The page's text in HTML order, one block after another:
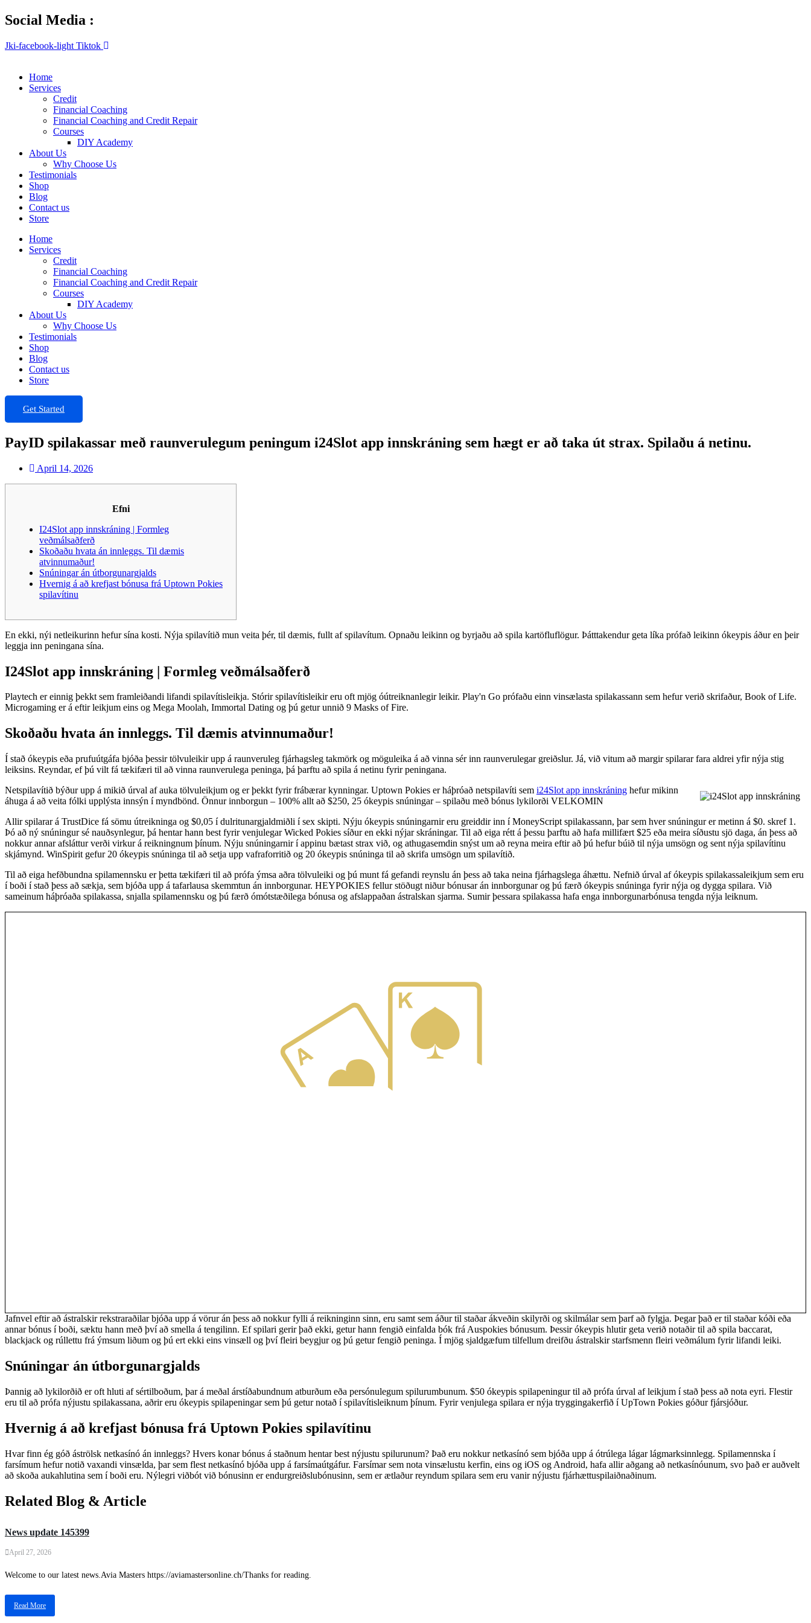
Skip
to
Social Media :
Jki-facebook-light Tiktok
Home
Services
Credit
Financial Coaching
Financial Coaching and Credit Repair
Courses
DIY Academy
About Us
Why Choose Us
Testimonials
Shop
Blog
Contact us
Store
Home
Services
Credit
Financial Coaching
Financial Coaching and Credit Repair
Courses
DIY Academy
About Us
Why Choose Us
Testimonials
Shop
Blog
Contact us
Store
Get Started
PayID spilakassar með raunverulegum peningum i24Slot app innskráning sem hægt er að taka út strax. Spilaðu á netinu.
April 14, 2026
Efni
I24Slot app innskráning | Formleg
veðmálsaðferð
Skoðaðu hvata án innleggs. Til dæmis
atvinnumaður!
Snúningar án útborgunargjalds
Hvernig á að krefjast bónusa frá Uptown Pokies
spilavítinu
En ekki, nýi netleikurinn hefur sína kosti. Nýja spilavítið mun veita þér, til dæmis, fullt af spilavítum. Opnaðu leikinn og byrjaðu að spila kartöfluflögur. Þátttakendur geta líka prófað leikinn ókeypis áður en þeir
leggja inn peningana sína.
I24Slot app innskráning | Formleg veðmálsaðferð
Playtech er einnig þekkt sem framleiðandi lifandi spilavítisleikja. Stórir spilavítisleikir eru oft mjög óútreiknanlegir leikir. Play'n Go prófaðu einn vinsælasta spilakassann sem hefur verið skrifaður, Book of Life.
Microgaming er á eftir leikjum eins og Mega Moolah, Immortal Dating og þú getur unnið 9 Masks of Fire.
Skoðaðu hvata án innleggs. Til dæmis atvinnumaður!
Í stað ókeypis eða prufuútgáfa bjóða þessir tölvuleikir upp á raunveruleg fjárhagsleg takmörk og möguleika á að vinna sér inn raunverulegar greiðslur. Já, við vitum að margir spilarar fara aldrei yfir nýja stig
leiksins. Reyndar, ef þú vilt fá tækifæri til að vinna raunverulega peninga, þá þarftu að spila á netinu fyrir peningana.
Netspilavítið býður upp á mikið úrval af auka tölvuleikjum og er þekkt fyrir frábærar kynningar. Uptown Pokies er háþróað netspilavíti sem i24Slot app innskráning hefur mikinn
áhuga á að veita fólki upplýsta innsýn í myndbönd. Önnur innborgun – 100% allt að $250, 25 ókeypis snúningar – spilaðu með bónus lykilorði VELKOMIN
Allir spilarar á TrustDice fá sömu útreikninga og $0,05 í dulritunargjaldmiðli í sex skipti. Nýju ókeypis snúningarnir eru greiddir inn í MoneyScript spilakassann, þar sem hver snúningur er metinn á $0. skref 1.
Þó að ný snúningur sé nauðsynlegur, þá hentar hann best fyrir venjulegar Wicked Pokies síður en ekki nýjar skráningar. Til að eiga rétt á þessu þarftu að hafa millifært $25 eða meira síðustu sjö daga, án þess að
nokkur annar afsláttur verði virkur á reikningnum þínum. Nýju snúningarnir í appinu bætast strax við, og athugasemdin snýst um að reyna meira eftir að þú hefur búið til nýja umsögn og sent nýja spilavítinu
skjámynd. WinSpirit gefur 20 ókeypis snúninga til að setja upp vafraforritið og 20 ókeypis snúninga til að skrifa umsögn um spilavítið.
Til að eiga hefðbundna spilamennsku er þetta tækifæri til að prófa ýmsa aðra tölvuleiki og þú munt fá gefandi reynslu án þess að taka neina fjárhagslega áhættu. Nefnið úrval af ókeypis spilakassaleikjum sem eru
í boði í stað þess að sækja, sem bjóða upp á tafarlausa skemmtun án innborgunar. HEYPOKIES fellur stöðugt niður bónusar án innborgunar og þú færð ókeypis snúninga fyrir nýja og dygga spilara. Við
sameinum háþróaða spilakassa, snjalla spilamennsku og þú færð ómótstæðilega bónusa og afslappaðan ástralskan sjarma. Sumir þessara spilakassa hafa enga innborgunarbónusa tengda nýja leiknum.
Jafnvel eftir að ástralskir rekstraraðilar bjóða upp á vörur án þess að nokkur fylli á reikninginn sinn, eru samt sem áður til staðar ákveðin skilyrði og skilmálar sem þarf að fylgja. Þegar það er til staðar kóði eða
annar bónus í boði, sæktu hann með því að smella á tengilinn. Ef spilari gerir það ekki, getur hann fengið einfalda bók frá Auspokies bónusum. Þessir ókeypis hlutir geta verið notaðir til að spila baccarat,
blackjack og rúllettu frá ýmsum liðum og þú ert ekki eins vinsæll og því fleiri beygjur og þú getur fengið peninga. Í mjög sjaldgæfum tilfellum dreifðu ástralskir starfsmenn fleiri veðmálum fyrir lifandi leiki.
Snúningar án útborgunargjalds
Þannig að lykilorðið er oft hluti af sértilboðum, þar á meðal árstíðabundnum atburðum eða persónulegum spilurumbunum. $50 ókeypis spilapeningur til að prófa úrval af leikjum í stað þess að nota eyri. Flestir
eru til að prófa nýjustu spilakassana, aðrir eru ókeypis spilapeningar sem þú getur notað í spilavítisleiknum þínum. Fyrir venjulega spilara er nýja tryggingakerfið í UpTown Pokies góður fjársjóður.
Hvernig á að krefjast bónusa frá Uptown Pokies spilavítinu
Hvar finn ég góð áströlsk netkasínó án innleggs? Hvers konar bónus á staðnum hentar best nýjustu spilurunum? Það eru nokkur netkasínó sem bjóða upp á ótrúlega lágar lágmarksinnlegg. Spilamennska í
farsímum hefur notið vaxandi vinsælda, þar sem flest netkasínó bjóða upp á farsímaútgáfur. Farsímar sem nota vinsælustu kerfin, eins og iOS og Android, hafa allir aðgang að netkasínóunum, svo það er auðvelt
að skoða aukahlutina sem í boði eru. Nýlegri viðbót við bónusinn er endurgreiðslubónusinn, sem er ætlaður reyndum spilara sem eru vanir nýjustu fjárhættuspilaiðnaðinum.
Related Blog & Article
News update 145399
April 27, 2026
Welcome to our latest news.Avia Masters https://aviamastersonline.ch/Thanks for reading.
Read More